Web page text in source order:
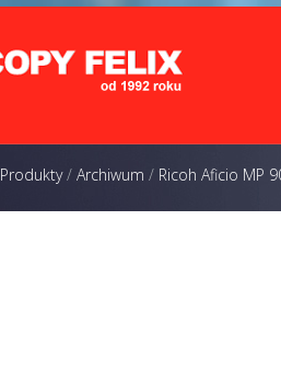
Produkty/ Archiwum / Ricoh Aficio MP